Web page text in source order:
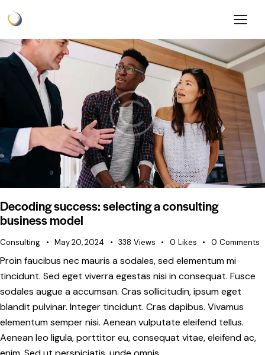
Decoding success: selecting a consulting
business model
Consulting May 20, 2024 338 Views 0 Likes 0 Comments
Proin faucibus nec mauris a sodales, sed elementum mi
tincidunt. Sed eget viverra egestas nisi in consequat. Fusce
sodales augue a accumsan. Cras sollicitudin, ipsum eget
blandit pulvinar. Integer tincidunt. Cras dapibus. Vivamus
elementum semper nisi. Aenean vulputate eleifend tellus.
Aenean leo ligula, porttitor eu, consequat vitae, eleifend ac,